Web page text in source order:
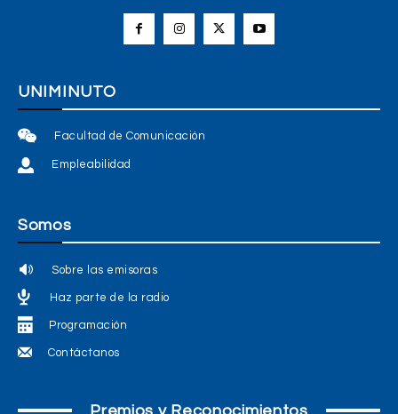
UNIMINUTO
Facultad de Comunicación
Empleabilidad
Somos
Sobre las emisoras
Haz parte de la radio
Programación
Contáctanos
Premios y Reconocimientos